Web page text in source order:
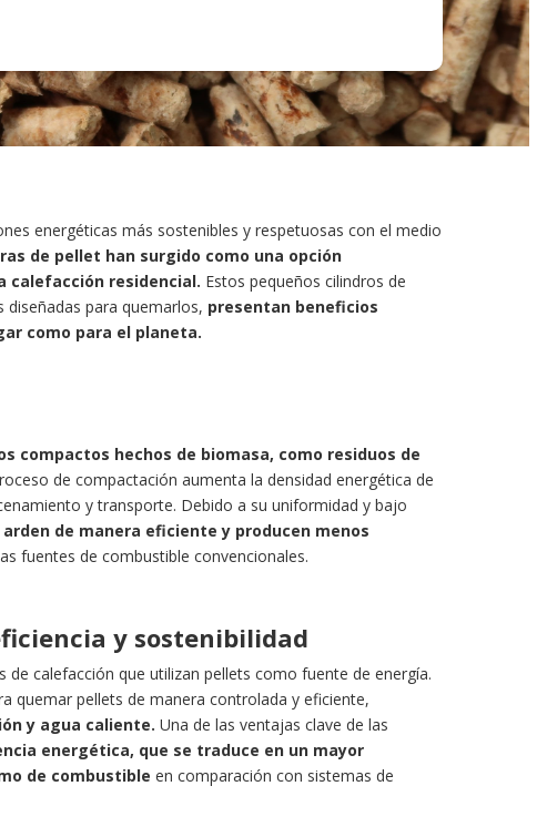
energéticas más sostenibles y respetuosas con el medio
de pellet han surgido como una opción
calefacción residencial. Estos pequeños cilindros de
para quemarlos, presentan beneficios
como para el planeta.
compactos hechos de biomasa, como residuos de
de compactación aumenta la densidad energética de
y transporte. Debido a su uniformidad y bajo
arden de manera eficiente y producen menos
fuentes de combustible convencionales.
y sostenibilidad
de calefacción que utilizan pellets como fuente de energía.
quemar pellets de manera controlada y eficiente,
y agua caliente.Una de las ventajas clave de las
energética, que se traduce en un mayor
de combustible en comparación con sistemas de